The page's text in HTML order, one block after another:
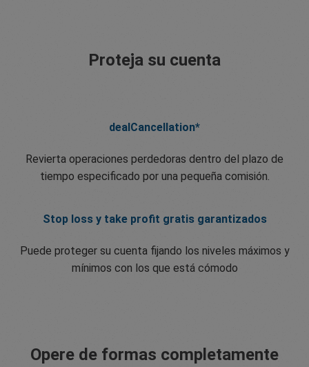
Proteja su cuenta
dealCancellation*
Revierta operaciones perdedoras dentro del plazo de
tiempo especificado por una pequeña comisión.
Stop loss y take profit gratis garantizados
Puede proteger su cuenta fijando los niveles máximos y
mínimos con los que está cómodo
Opere de formas completamente